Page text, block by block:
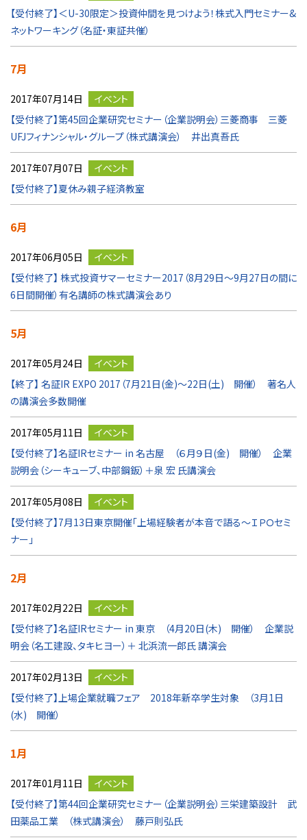
【受付終了】＜U-30限定＞投資仲間を見つけよう！株式入門セミナー&
ネットワーキング（名証・東証共催）
7月
2017年07月14日
イベント
【受付終了】第45回企業研究セミナー（企業説明会）三菱商事 三菱
UFJフィナンシャル・グループ（株式講演会） 井出真吾氏
2017年07月07日
イベント
【受付終了】夏休み親子経済教室
6月
2017年06月05日
イベント
【受付終了】 株式投資サマーセミナー2017（8月29日～9月27日の間に
6日間開催）有名講師の株式講演会あり
5月
2017年05月24日
イベント
【終了】 名証IR EXPO 2017（7月21日(金)～22日(土) 開催） 著名人
の講演会多数開催
2017年05月11日
イベント
【受付終了】名証IRセミナー in 名古屋 （６月９日(金) 開催） 企業
説明会（シーキューブ、中部鋼鈑）＋泉 宏 氏講演会
2017年05月08日
イベント
【受付終了】7月13日東京開催「上場経験者が本音で語る～ＩＰＯセミ
ナー」
2月
2017年02月22日
イベント
【受付終了】名証IRセミナー in 東京 （4月20日(木) 開催） 企業説
明会（名工建設、タキヒヨー）＋ 北浜流一郎氏 講演会
2017年02月13日
イベント
【受付終了】上場企業就職フェア 2018年新卒学生対象 （3月1日
(水) 開催）
1月
2017年01月11日
イベント
【受付終了】第44回企業研究セミナー（企業説明会）三栄建築設計 武
田薬品工業 （株式講演会） 藤戸則弘氏